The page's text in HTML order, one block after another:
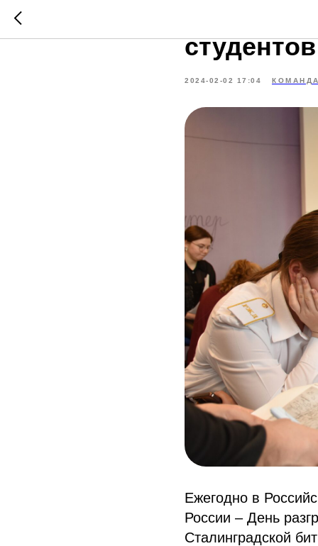
студентов
2024-02-02 17:04
Ежегодно в
России – День
Сталинградской